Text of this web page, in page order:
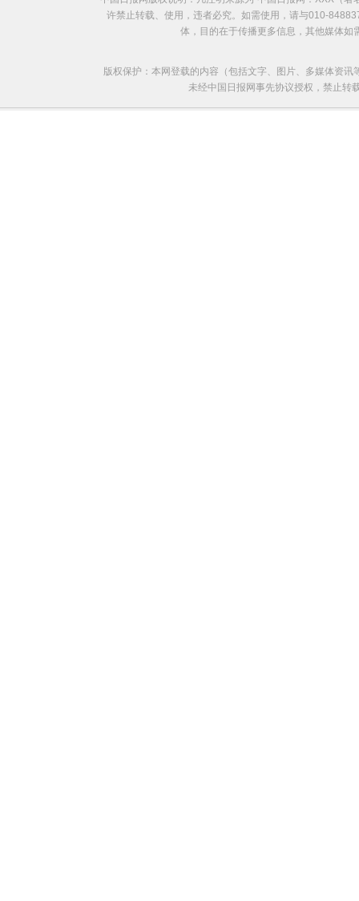
许禁止转载、使用，违者必究。如需使用，请与010-
体，目的在于传播更多信息，其他媒体
版权保护：本网登载的内容（包括文字、图片、多媒体资
未经中国日报网事先协议授权，禁止转